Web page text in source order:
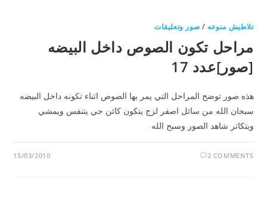
تلاطيش منوعه / صور وتعليقات
مراحل تكون الصوص داخل البيضه
[صور]عدد 17
هذه صور توضح المراحل التي يمر بها الصوص اثناء تكونه داخل البيضه
سبحان الله من سائل اصفر لزج يتكون كائن حي يتنفس ويمشي
ويتكاثر شاهد الصور وسبح الله
2 COMMENTS
15/03/2010